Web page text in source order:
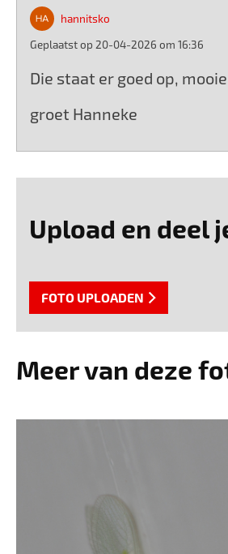
hannitsko
Geplaatst op 20-04-2026 om 16:36
Die staat er goed op,
groet Hanneke
Upload en deel
FOTO UPLOADEN
Meer van deze